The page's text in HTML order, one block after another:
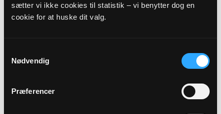
sætter vi ikke cookies til statistik – vi benytter dog en
cookie for at huske dit valg.
Nødvendig
Præferencer